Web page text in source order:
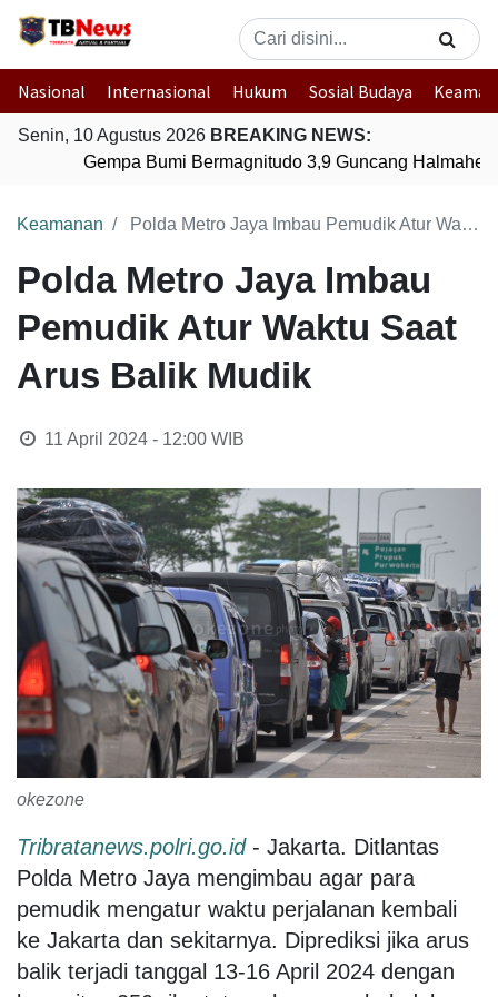
Nasional Internasional Hukum Sosial Budaya
Senin, 10 Agustus 2026 BREAKING NEWS:
Gempa Bumi Bermagnitudo 3,9 Guncang
Keamanan Polda Metro Jaya Imbau Pemudik Atur Waktu Saat Arus Balik Mudik
Polda Metro Jaya Imbau
Pemudik Atur Waktu Saat
Arus Balik Mudik
11 April 2024 - 12:00WIB
okezone
Tribratanews.polri.go.id- Jakarta. Ditlantas
Polda Metro Jaya mengimbau agar para
pemudik mengatur waktu perjalanan kembali
ke Jakarta dan sekitarnya. Diprediksi jika arus
balik terjadi tanggal 13-16 April 2024 dengan